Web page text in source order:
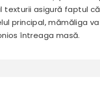
texturii asigură faptul că
principal, mămăliga va
întreaga masă.